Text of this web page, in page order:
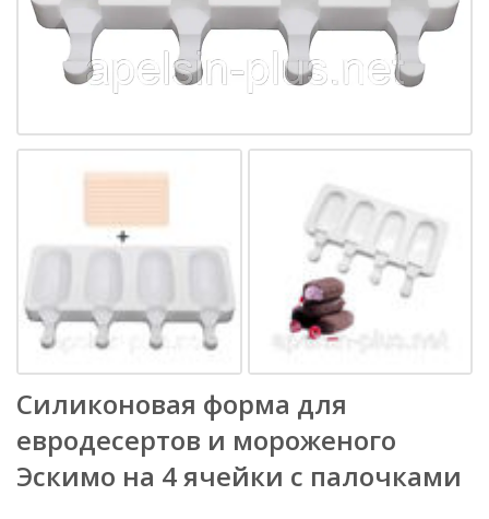
Силиконовая форма для
евродесертов и мороженого
Эскимо на 4 ячейки с палочками